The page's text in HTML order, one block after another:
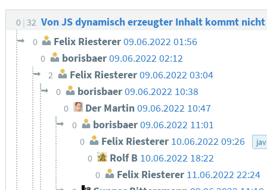
0 32 Von JS dynamisch erzeugter Inhalt kommt
0 Felix Riesterer09.06.2022 01:56
0 borisbaer 09.06.2022 02:12
2 Felix Riesterer09.06.2022 03:04
0 borisbaer09.06.2022 10:38
0 Der Martin09.06.2022 10:47
0 borisbaer09.06.2022 11:01
0 Felix Riesterer 10.06.2022 09:26
0 Rolf B 10.06.2022 18:22
0 Felix Riesterer 11.06.2022 22:24